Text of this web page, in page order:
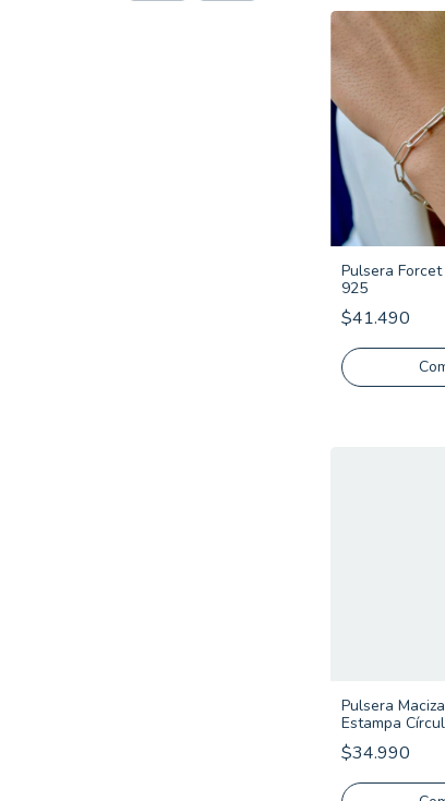
Pulsera
925
$41.490
Pulsera
Estampa
925
$34.990